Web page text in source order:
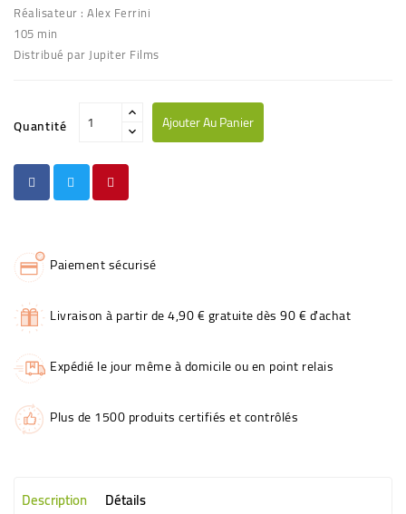
Réalisateur : Alex Ferrini
105 min
Distribué par Jupiter Films
Quantité Ajouter Au Panier
Paiement sécurisé
Livraison à partir de 4,90 € gratuite dès 90 € d'achat
Expédié le jour même à domicile ou en point relais
Plus de 1500 produits certifiés et contrôlés
Description Détails